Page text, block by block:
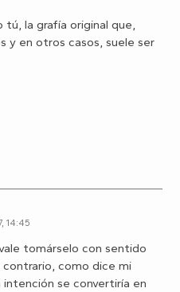
tú, la grafía original que,
y en otros casos, suele ser
14:45
tomárselo con sentido
contrario, como dice mi
se convertiría en